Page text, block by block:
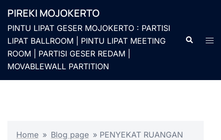
kePIREKI MOJOKERTO
PINTU LIPAT GESER MOJOKERTO : PARTISI
LIPAT BALLROOM | PINTU LIPAT MEETING
ROOM | PARTISI GESER REDAM |
MOVABLEWALL PARTITION
Cari
Home » Blog page » PENYEKAT RUANGAN